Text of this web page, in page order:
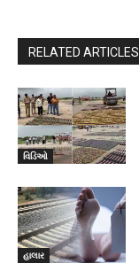
RELATED ARTICLES
વિડિઓ
હાલાર